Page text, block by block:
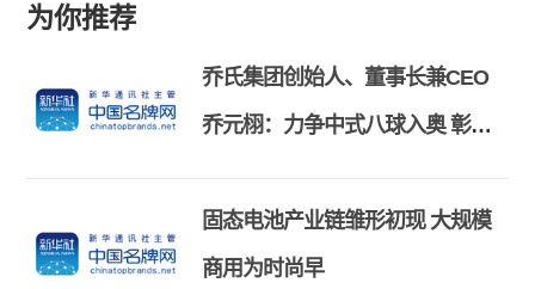
为你推荐
乔氏集团创始人、董事长兼CEO
乔元栩：力争中式八球入奥 彰显
和合共生精神
固态电池产业链雏形初现 大规模
商用为时尚早